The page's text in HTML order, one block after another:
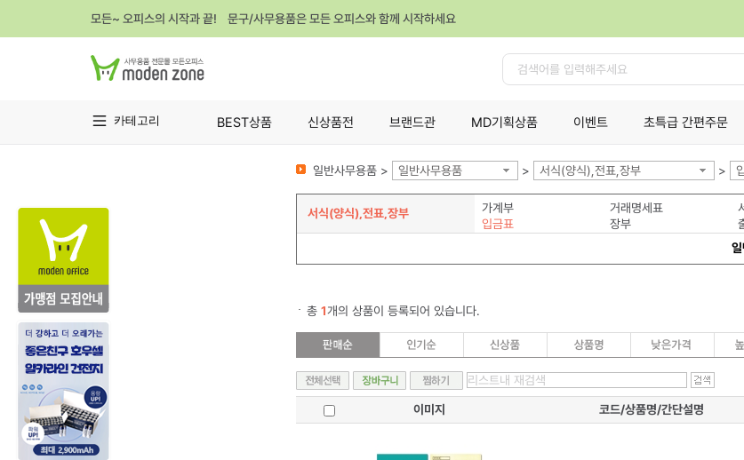
모든~ 오피스의 시작과 끝! 문구/사무용품은 모든 오피스와 함께 시작하세요
카테고리 BEST상품 신상품전 브랜드관 MD기획상품 이벤트 초특급 간편주문
일반사무용품 > 일반사무용품 > 서식(양식),전표,장부 >
서식(양식),전표,장부 가계부 거래명세표
입금표
장부
총 1개의 상품이 등록되어 있습니다.
이미지
코드/상품명/간단설명